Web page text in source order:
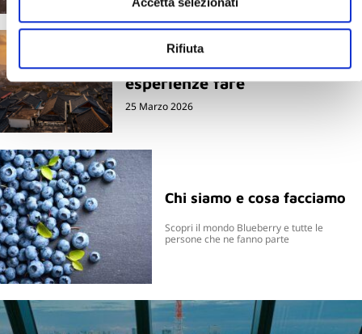
Rifiuta
Corea del Sud e CoreaTour
Jeonju cosa vedere e quali
esperienze fare
25 Marzo 2026
Chi siamo e cosa facciamo
Scopri il mondo Blueberry e tutte le
persone che ne fanno parte